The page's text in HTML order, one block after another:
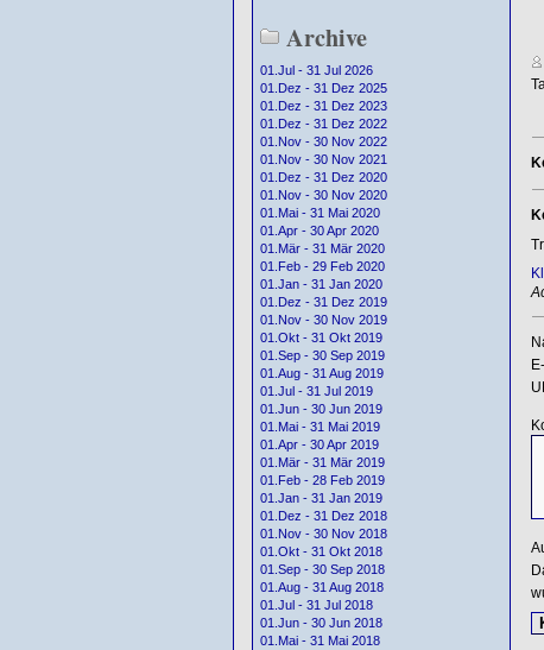
Archive
01.Jul - 31 Jul 2026
01.Dez - 31 Dez 2025
01.Dez - 31 Dez 2023
01.Dez - 31 Dez 2022
01.Nov - 30 Nov 2022
01.Nov - 30 Nov 2021
01.Dez - 31 Dez 2020
01.Nov - 30 Nov 2020
01.Mai - 31 Mai 2020
01.Apr - 30 Apr 2020
01.Mär - 31 Mär 2020
01.Feb - 29 Feb 2020
01.Jan - 31 Jan 2020
01.Dez - 31 Dez 2019
01.Nov - 30 Nov 2019
01.Okt - 31 Okt 2019
01.Sep - 30 Sep 2019
01.Aug - 31 Aug 2019
01.Jul - 31 Jul 2019
01.Jun - 30 Jun 2019
01.Mai - 31 Mai 2019
01.Apr - 30 Apr 2019
01.Mär - 31 Mär 2019
01.Feb - 28 Feb 2019
01.Jan - 31 Jan 2019
01.Dez - 31 Dez 2018
01.Nov - 30 Nov 2018
01.Okt - 31 Okt 2018
01.Sep - 30 Sep 2018
01.Aug - 31 Aug 2018
01.Jul - 31 Jul 2018
01.Jun - 30 Jun 2018
01.Mai - 31 Mai 2018